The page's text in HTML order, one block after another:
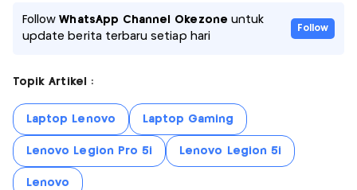
FollowWhatsApp Channel Okezone untuk
update berita terbaru setiap hari
Follow
Topik Artikel :
Laptop Lenovo Laptop Gaming
Lenovo Legion Pro 5i Lenovo Legion 5i
Lenovo